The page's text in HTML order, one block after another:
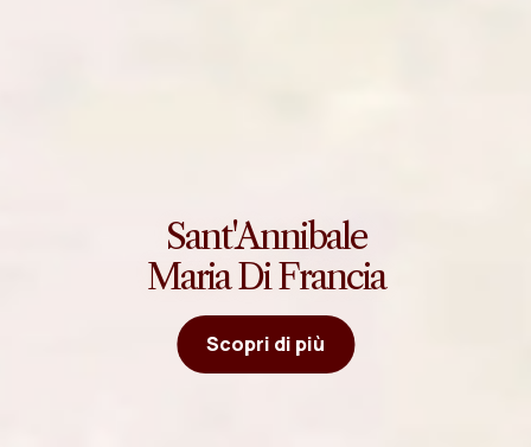
Sant'Annibale
Maria Di Francia
Scopri di più